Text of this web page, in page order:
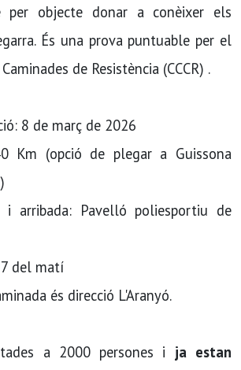
objecte donar a conèixer els
És una prova puntuable per el
de Resistència (CCCR) .
8 de març de 2026
Km (opció de plegar a Guissona
arribada: Pavelló poliesportiu de
del matí
és direcció L'Aranyó.
a 2000 persones i ja estan